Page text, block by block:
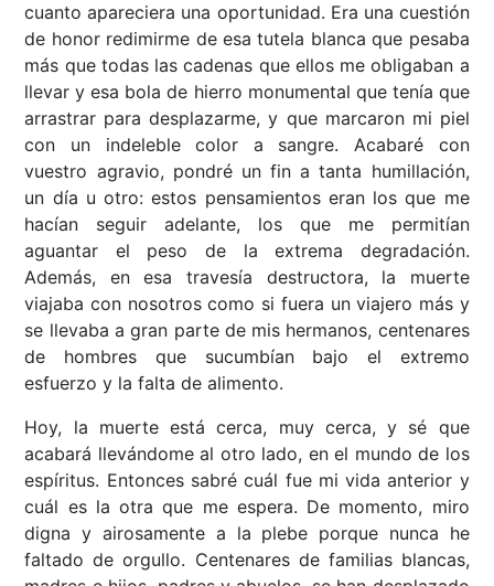
cuanto apareciera una oportunidad. Era una cuestión
de honor redimirme de esa tutela blanca que pesaba
más que todas las cadenas que ellos me obligaban a
llevar y esa bola de hierro monumental que tenía que
arrastrar para desplazarme, y que marcaron mi piel
con un indeleble color a sangre. Acabaré con
vuestro agravio, pondré un fin a tanta humillación,
un día u otro: estos pensamientos eran los que me
hacían seguir adelante, los que me permitían
aguantar el peso de la extrema degradación.
Además, en esa travesía destructora, la muerte
viajaba con nosotros como si fuera un viajero más y
se llevaba a gran parte de mis hermanos, centenares
de hombres que sucumbían bajo el extremo
esfuerzo y la falta de alimento.
Hoy, la muerte está cerca, muy cerca, y sé que
acabará llevándome al otro lado, en el mundo de los
espíritus. Entonces sabré cuál fue mi vida anterior y
cuál es la otra que me espera. De momento, miro
digna y airosamente a la plebe porque nunca he
faltado de orgullo. Centenares de familias blancas,